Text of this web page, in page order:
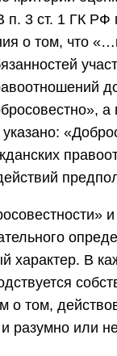
п. 3 ст. 1 ГК
о том, что
а
характер. В
о том,
разумно или